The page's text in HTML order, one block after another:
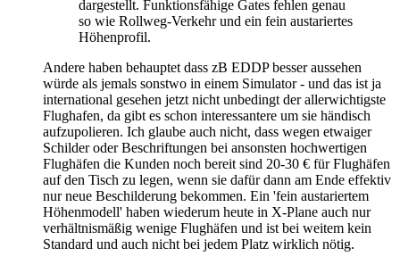
dargestellt. Funktionsfähige Gates fehlen genau
so wie Rollweg-Verkehr und ein fein austariertes
Höhenprofil.
Andere haben behauptet dass zB EDDP besser aussehen
würde als jemals sonstwo in einem Simulator - und das ist ja
international gesehen jetzt nicht unbedingt der allerwichtigste
Flughafen, da gibt es schon interessantere um sie händisch
aufzupolieren. Ich glaube auch nicht, dass wegen etwaiger
Schilder oder Beschriftungen bei ansonsten hochwertigen
Flughäfen die Kunden noch bereit sind 20-30 € für Flughäfen
auf den Tisch zu legen, wenn sie dafür dann am Ende effektiv
nur neue Beschilderung bekommen. Ein 'fein austariertem
Höhenmodell' haben wiederum heute in X-Plane auch nur
verhältnismäßig wenige Flughäfen und ist bei weitem kein
Standard und auch nicht bei jedem Platz wirklich nötig.